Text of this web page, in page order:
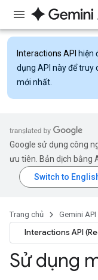
Interactions API hiện
dụng API này để truy
mới nhất.
Google sử dụng công
ưu tiên. Bản dịch bằng
Trang chủ Gemini API
Interactions API
Sử dụng